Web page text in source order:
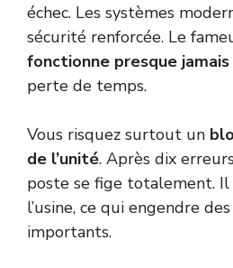
échec. Les systèmes
sécurité renforcée. Le
fonctionne presque jamais
perte de temps.
Vous risquez surtout un
de l’unité. Après dix
poste se fige totalement.
l’usine, ce qui engendre
importants.